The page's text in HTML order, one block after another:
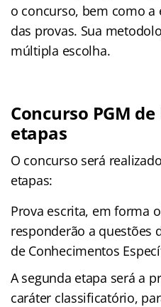
o concurso, bem como a
das provas. Sua
múltipla escolha.
Concurso PGM
etapas
O concurso será
etapas:
Prova escrita, em forma
responderão a questões
de Conhecimentos
A segunda etapa será a
caráter classificatório,